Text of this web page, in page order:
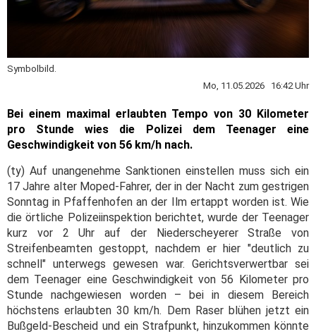
Symbolbild.
Mo, 11.05.2026 16:42 Uhr
Bei einem maximal erlaubten Tempo von 30 Kilometer
pro Stunde wies die Polizei dem Teenager eine
Geschwindigkeit von 56 km/h nach.
(ty) Auf unangenehme Sanktionen einstellen muss sich ein
17 Jahre alter Moped-Fahrer, der in der Nacht zum gestrigen
Sonntag in Pfaffenhofen an der Ilm ertappt worden ist. Wie
die örtliche Polizeiinspektion berichtet, wurde der Teenager
kurz vor 2 Uhr auf der Niederscheyerer Straße von
Streifenbeamten gestoppt, nachdem er hier "deutlich zu
schnell" unterwegs gewesen war. Gerichtsverwertbar sei
dem Teenager eine Geschwindigkeit von 56 Kilometer pro
Stunde nachgewiesen worden – bei in diesem Bereich
höchstens erlaubten 30 km/h. Dem Raser blühen jetzt ein
Bußgeld-Bescheid und ein Strafpunkt, hinzukommen könnte